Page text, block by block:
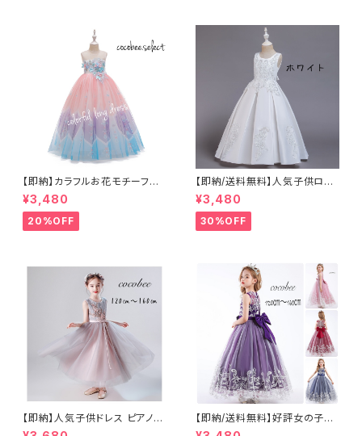
ニードレスリングガール結婚式7
08090100110120cm
【即納】カラフルお花モチーフ子
供ロングドレス発表会ドレスジ
ュニアドレス女の子ワンピース
¥3,480
20%OFF
【即納/送料無料】人気子供ロン
グドレス大人気 子供ロングキ
ッズドレス 女の子ドレス リン
グガールエレガントドレス結婚
式ドレスビジュー付きドレスキッ
¥3,480
30%OFF
【即納】人気子供ドレス ピアノ発
表会 ジュニア キッズ ロングドレ
【即納/送料無料】好評女の子子
供刺繍ドレス ピアノ発表会 ジュ